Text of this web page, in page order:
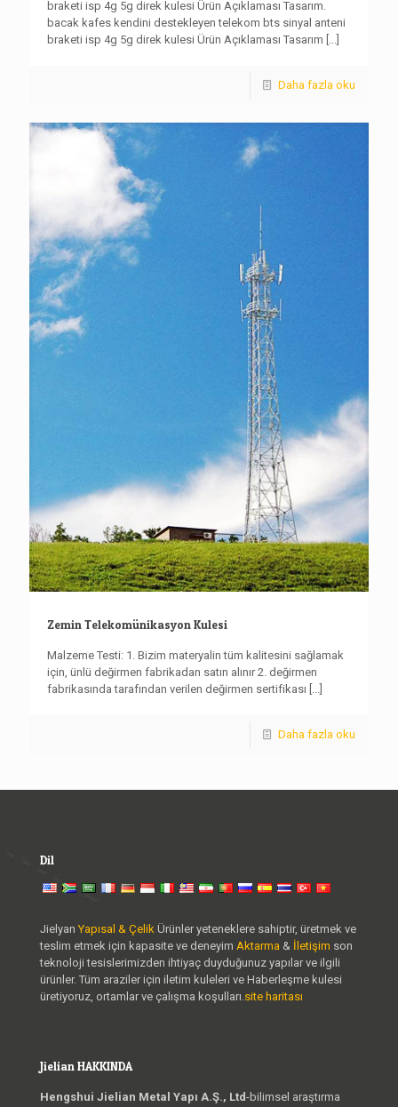
braketi isp 4g 5g direk kulesi Ürün Açıklaması Tasarım.
bacak kafes kendini destekleyen telekom bts sinyal anteni
braketi isp 4g 5g direk kulesi Ürün Açıklaması Tasarım [...]
Daha fazla oku
Zemin Telekomünikasyon Kulesi
Malzeme Testi: 1. Bizim materyalin tüm kalitesini sağlamak
için, ünlü değirmen fabrikadan satın alınır 2. değirmen
fabrikasında tarafından verilen değirmen sertifikası [...]
Daha fazla oku
Dil
Jielyan Yapısal & Çelik Ürünler yeteneklere sahiptir, üretmek ve
teslim etmek için kapasite ve deneyim Aktarma & İletişim son
teknoloji tesislerimizden ihtiyaç duyduğunuz yapılar ve ilgili
ürünler. Tüm araziler için iletim kuleleri ve Haberleşme kulesi
üretiyoruz, ortamlar ve çalışma koşulları. site haritası
Jielian HAKKINDA
Hengshui Jielian Metal Yapı A.Ş., Ltd-bilimsel araştırma